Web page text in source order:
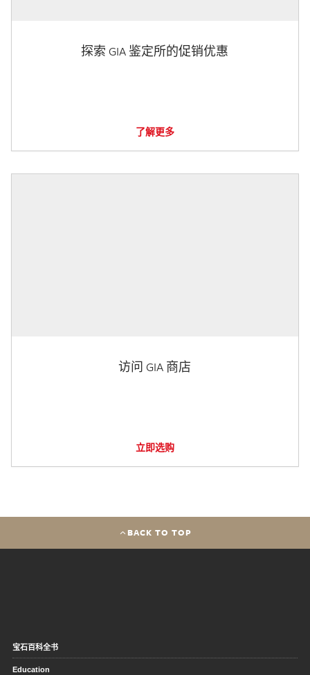
探索 GIA 鉴定所的促销优惠
了解更多
访问 GIA 商店
立即选购
BACK TO TOP
宝石百科全书
Education